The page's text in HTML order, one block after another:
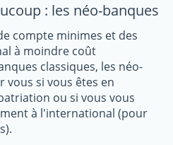
: les néo-banques
compte minimes et des
à moindre coût
classiques, les néo-
vous si vous êtes en
ou si vous vous
à l'international (pour